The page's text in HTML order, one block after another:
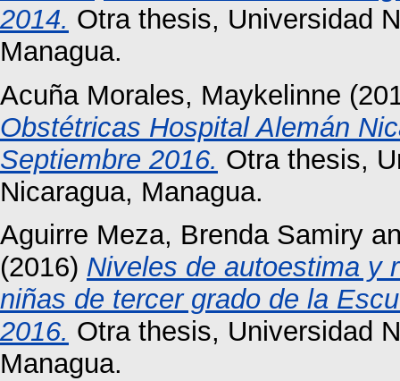
2014. Otra thesis, Universidad
Managua.
Acuña Morales, Maykelinne
Obstétricas Hospital Alemán
Septiembre 2016. Otra thesis,
Nicaragua, Managua.
Aguirre Meza, Brenda Samiry
(2016) Niveles de autoestima y
niñas de tercer grado de la
2016. Otra thesis, Universidad
Managua.